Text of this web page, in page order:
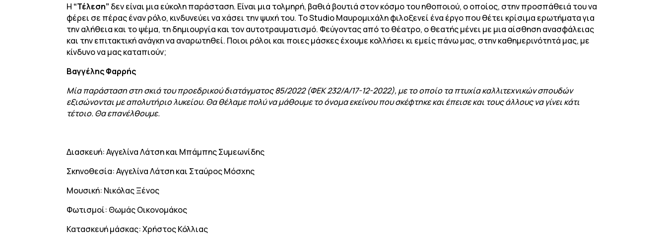
Η “Τέλεση” δεν είναι μια εύκολη παράσταση. Είναι μια τολμηρή, βαθιά βουτιά στον κόσμο του ηθοποιού, ο οποίος, στην προσπάθειά του να
φέρει σε πέρας έναν ρόλο, κινδυνεύει να χάσει την ψυχή του. Το Studio Μαυρομιχάλη φιλοξενεί ένα έργο που θέτει κρίσιμα ερωτήματα για
την αλήθεια και το ψέμα, τη δημιουργία και τον αυτοτραυματισμό. Φεύγοντας από το θέατρο, ο θεατής μένει με μια αίσθηση ανασφάλειας
και την επιτακτική ανάγκη να αναρωτηθεί. Ποιοι ρόλοι και ποιες μάσκες έχουμε κολλήσει κι εμείς πάνω μας, στην καθημερινότητά μας, με
κίνδυνο να μας καταπιούν;
Βαγγέλης Φαρρής
Μία παράσταση στη σκιά του προεδρικού διατάγματος 85/2022 (ΦΕΚ 232/Α/17-12-2022), με το οποίο τα πτυχία καλλιτεχνικών σπουδών
εξισώνονται με απολυτήριο λυκείου. Θα θέλαμε πολύ να μάθουμε το όνομα εκείνου που σκέφτηκε και έπεισε και τους άλλους να γίνει κάτι
τέτοιο. Θα επανέλθουμε.
Διασκευή: Αγγελίνα Λάτση και Μπάμπης Συμεωνίδης
Σκηνοθεσία: Αγγελίνα Λάτση και Σταύρος Μόσχης
Μουσική: Νικόλας Ξένος
Φωτισμοί: Θωμάς Οικονομάκος
Κατασκευή μάσκας: Χρήστος Κόλλιας